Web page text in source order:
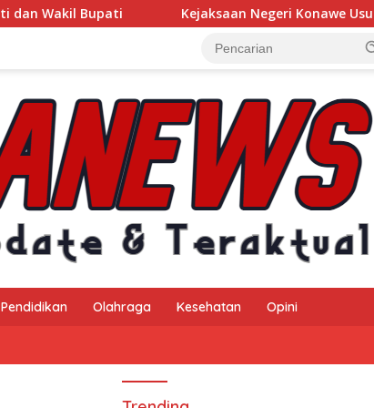
Kejaksaan Negeri Konawe Usut Dugaan Korupsi
Pendidikan Olahraga Kesehatan Opini